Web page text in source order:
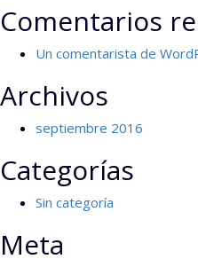
Comentarios
Un comentarista de
Archivos
septiembre 2016
Categorías
Sin categoría
Meta